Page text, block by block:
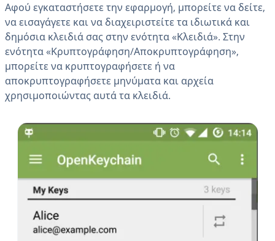
Αφού εγκαταστήσετε την εφαρμογή, μπορείτε να δείτε,
να εισαγάγετε και να διαχειριστείτε τα ιδιωτικά και
δημόσια κλειδιά σας στην ενότητα «Κλειδιά». Στην
ενότητα «Κρυπτογράφηση/Αποκρυπτογράφηση»,
μπορείτε να κρυπτογραφήσετε ή να
αποκρυπτογραφήσετε μηνύματα και αρχεία
χρησιμοποιώντας αυτά τα κλειδιά.